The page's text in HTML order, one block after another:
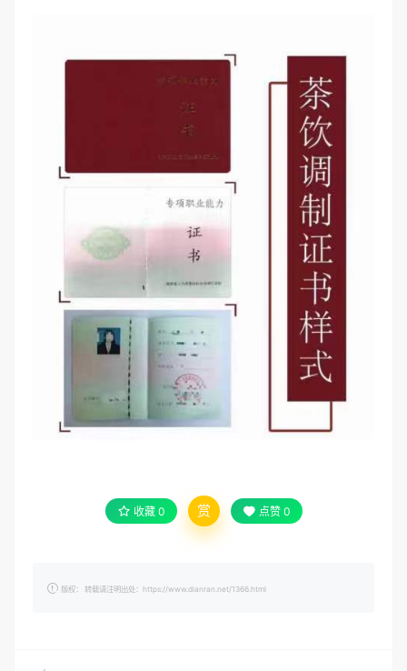
收藏 0 赏 点赞 0
版权： 转载请注明出处：https://www.dianran.net/1366.html